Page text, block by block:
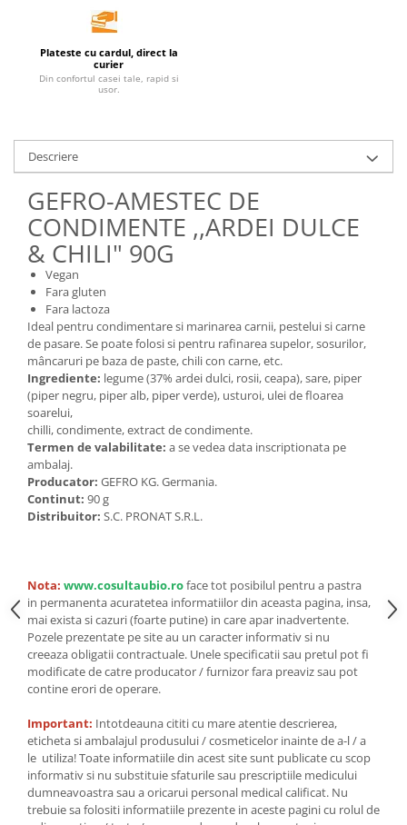
Produse care inlocuiesc carnea
Unt, alternativa unt
Paine bio
Paste
Ciocolata
Dulceturi, gemuri, compoturi
Creme
Bomboane, Caramele si Jeleuri
Biscuiti si napolitane
Inghetata
Zahar si indulcitori
Batoane
Dulciuri bio
Guma de mestecat bio
Snacksuri
Seminte, fructe uscate, samburi
Mixuri, condimente si mirodenii
Mixuri
Condimente
Mirodenii
Semipreparate
Specialitati si produse asiatice
Plateste cu cardul, direct la
curier
Din confortul casei tale, rapid si
usor.
Descriere
GEFRO-AMESTEC DE
CONDIMENTE ,,ARDEI DULCE
& CHILI" 90G
Vegan
Fara gluten
Fara lactoza
Ideal pentru condimentare si marinarea carnii, pestelui si carne
de pasare. Se poate folosi si pentru rafinarea supelor, sosurilor,
mâncaruri pe baza de paste, chili con carne, etc.
Ingrediente: legume (37% ardei dulci, rosii, ceapa), sare, piper
(piper negru, piper alb, piper verde), usturoi, ulei de floarea
soarelui,
chilli, condimente, extract de condimente.
Termen de valabilitate: a se vedea data inscriptionata pe
ambalaj.
Producator: GEFRO KG. Germania.
Continut: 90 g
Distribuitor: S.C. PRONAT S.R.L.
Nota: www.cosultaubio.roface tot posibilul pentru a pastra
in permanenta acuratetea informatiilor din aceasta pagina, insa,
mai exista si cazuri (foarte putine) in care apar inadvertente.
Pozele prezentate pe site au un caracter informativ si nu
creeaza obligatii contractuale. Unele specificatii sau pretul pot fi
modificate de catre producator / furnizor fara preaviz sau pot
contine erori de operare.
Important: Intotdeauna cititi cu mare atentie descrierea,
eticheta si ambalajul produsului / cosmeticelor inainte de a-l / a
le utiliza! Toate informatiile din acest site sunt publicate cu scop
informativ si nu substituie sfaturile sau prescriptiile medicului
dumneavoastra sau a oricarui personal medical calificat. Nu
trebuie sa folositi informatiile prezente in aceste pagini cu rolul de